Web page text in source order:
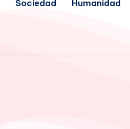
Sociedad Humanidad